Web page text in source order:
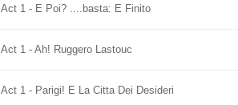
Act 1 - E Poi? ....basta: E Finito
Act 1 - Ah! Ruggero Lastouc
Act 1 - Parigi! E La Citta Dei Desideri